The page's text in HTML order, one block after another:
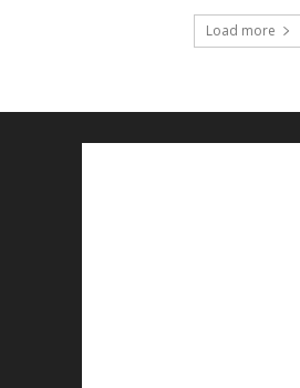
Load more